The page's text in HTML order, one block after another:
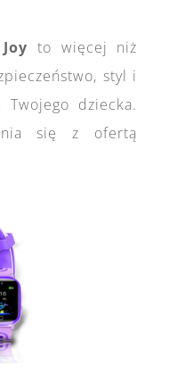
to więcej niż
styl i
Twojego dziecka.
się z ofertą